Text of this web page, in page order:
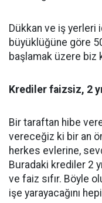
Dükkan ve iş yerleri
büyüklüğüne göre
başlamak üzere biz
Krediler faizsiz, 2
Bir taraftan hibe
vereceğiz ki bir an
herkes evlerine,
Buradaki krediler 2
ve faiz sıfır. Böyle
işe yarayacağını